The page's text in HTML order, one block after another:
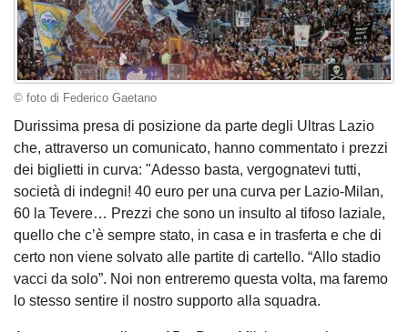
© foto di Federico Gaetano
Durissima presa di posizione da parte degli Ultras Lazio
che, attraverso un comunicato, hanno commentato i prezzi
dei biglietti in curva: "Adesso basta, vergognatevi tutti,
società di indegni! 40 euro per una curva per Lazio-Milan,
60 la Tevere… Prezzi che sono un insulto al tifoso laziale,
quello che c’è sempre stato, in casa e in trasferta e che di
certo non viene solvato alle partite di cartello. “Allo stadio
vacci da solo”. Noi non entreremo questa volta, ma faremo
lo stesso sentire il nostro supporto alla squadra.